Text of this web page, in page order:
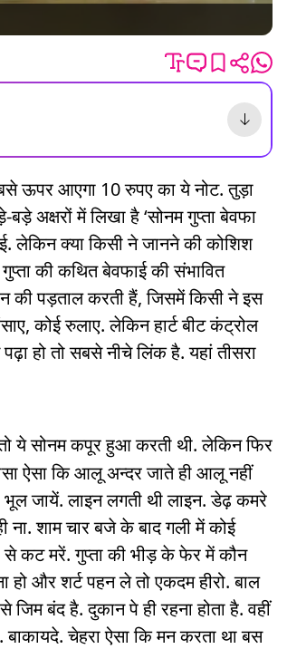
ऊपर आएगा 10 रुपए का ये नोट. तुड़ा
अक्षरों में लिखा है ‘सोनम गुप्ता बेवफा
लेकिन क्या किसी ने जानने की कोशिश
की कथित बेवफाई की संभावित
की पड़ताल करती हैं, जिसमें किसी ने इस
कोई रुलाए. लेकिन हार्ट बीट कंट्रोल
हो तो सबसे नीचे लिंक है. यहां तीसरा
ये सोनम कपूर हुआ करती थी. लेकिन फिर
ऐसा कि आलू अन्दर जाते ही आलू नहीं
भूल जायें. लाइन लगती थी लाइन. डेढ़ कमरे
शाम चार बजे के बाद गली में कोई
से कट मरें. गुप्ता की भीड़ के फेर में कौन
हो और शर्ट पहन ले तो एकदम हीरो. बाल
जिम बंद है. दुकान पे ही रहना होता है. वहीं
चेहरा ऐसा कि मन करता था बस